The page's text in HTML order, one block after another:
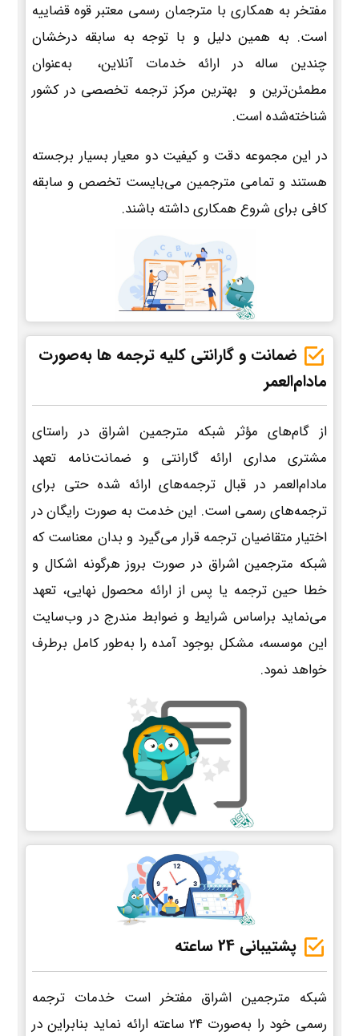
مفتخر به همکاری با مترجمان رسمی معتبر قوه قضاییه
است. به همین دلیل و با توجه به سابقه درخشان
چندین ساله در ارائه خدمات آنلاین، به‌عنوان
مطمئن‌ترین و بهترین مرکز ترجمه تخصصی در کشور
شناخته‌شده است.
در این مجموعه دقت و کیفیت دو معیار بسیار برجسته
هستند و تمامی مترجمین می‌بایست تخصص و سابقه
کافی برای شروع همکاری داشته باشند.
ضمانت و گارانتی کلیه ترجمه ها به‌صورت
مادام‌العمر
از گام‌های مؤثر شبکه مترجمین اشراق در راستای
مشتری مداری ارائه گارانتی و ضمانت‌نامه تعهد
مادام‌العمر در قبال ترجمه‌های ارائه شده حتی برای
ترجمه‌های رسمی است. این خدمت به صورت رایگان در
اختیار متقاضیان ترجمه قرار می‌گیرد و بدان معناست که
شبکه مترجمین اشراق در صورت بروز هرگونه اشکال و
خطا حین ترجمه یا پس از ارائه محصول نهایی، تعهد
می‌نماید براساس شرایط و ضوابط مندرج در وب‌سایت
این موسسه، مشکل بوجود آمده را به‌طور کامل برطرف
خواهد نمود.
پشتیبانی 24 ساعته
شبکه مترجمین اشراق مفتخر است خدمات ترجمه
رسمی خود را به‌صورت 24 ساعته ارائه نماید بنابراین در